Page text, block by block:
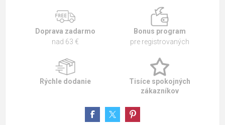
Doprava zadarmo
nad 63 €
Bonus program
pre registrovaných
Rýchle dodanie
Tisíce spokojných
zákazníkov